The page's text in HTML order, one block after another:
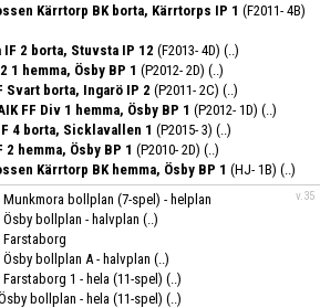
Kärrtorp BK borta, Kärrtorps IP 1 (F2011- 4B)
IF 2 borta, Stuvsta IP 12 (F2013- 4D) (..)
1 hemma, Ösby BP 1 (P2012- 2D) (..)
Svart borta, Ingarö IP 2 (P2011- 2C) (..)
FF Div 1 hemma, Ösby BP 1 (P2012- 1D) (..)
4 borta, Sicklavallen 1 (P2015- 3) (..)
2 hemma, Ösby BP 1 (P2010- 2D) (..)
Kärrtorp BK hemma, Ösby BP 1 (HJ- 1B) (..)
v.35
Munkmora bollplan (7-spel) - helplan
bollplan - halvplan (..)
Farstaborg
bollplan A - halvplan (..)
1 - hela (11-spel) (..)
bollplan - hela (11-spel) (..)